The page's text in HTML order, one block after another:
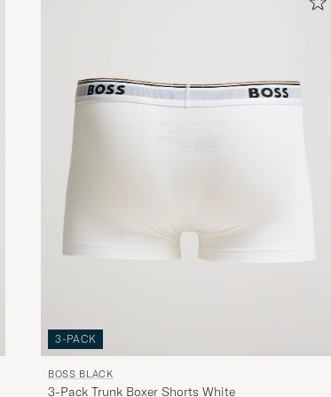
3-PACK
BOSS BLACK
3-Pack Trunk Boxer Shorts White